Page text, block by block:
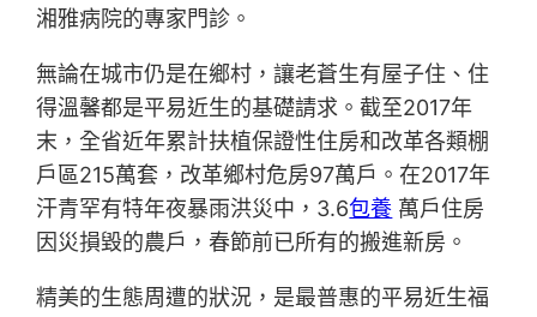
湘雅病院的專家門診。
無論在城市仍是在鄉村，讓老蒼生有屋子住、住
得溫馨都是平易近生的基礎請求。截至2017年
末，全省近年累計扶植保證性住房和改革各類棚
戶區215萬套，改革鄉村危房97萬戶。在2017年
汗青罕有特年夜暴雨洪災中，3.6包養 萬戶住房
因災損毀的農戶，春節前已所有的搬進新房。
精美的生態周遭的狀況，是最普惠的平易近生福